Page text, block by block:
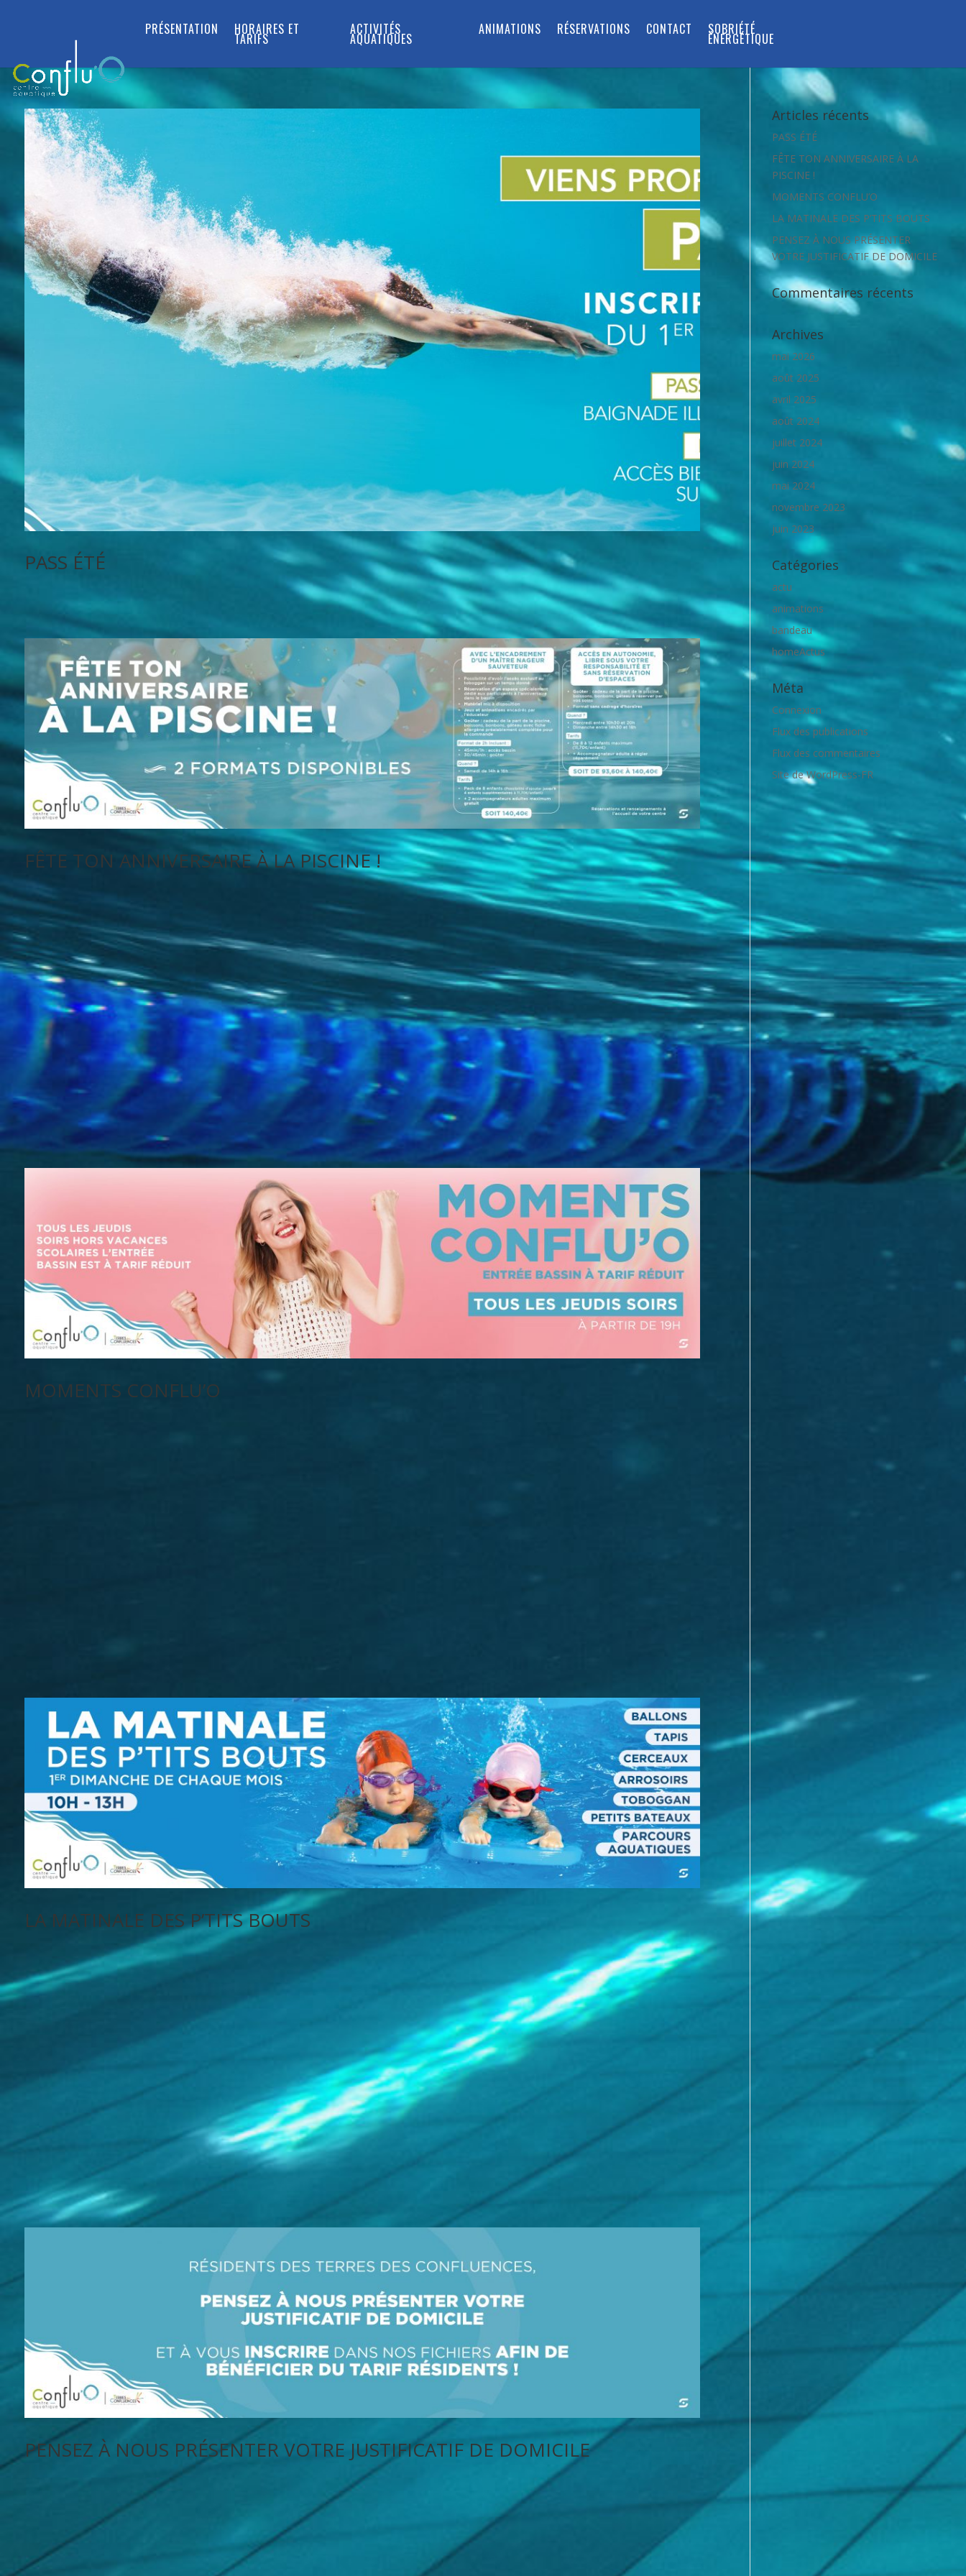
PRÉSENTATION HORAIRES ET
TARIFS
ACTIVITÉS
AQUATIQUES
ANIMATIONS RÉSERVATIONS CONTACT SOBRIÉTÉ
ÉNERGÉTIQUE
PASS ÉTÉ
FÊTE TON ANNIVERSAIRE À LA PISCINE !
MOMENTS CONFLU’O
LA MATINALE DES P’TITS BOUTS
PENSEZ À NOUS PRÉSENTER VOTRE JUSTIFICATIF DE DOMICILE
Articles récents
PASS ÉTÉ
FÊTE TON ANNIVERSAIRE À LA
PISCINE !
MOMENTS CONFLU’O
LA MATINALE DES P’TITS BOUTS
PENSEZ À NOUS PRÉSENTER
VOTRE JUSTIFICATIF DE DOMICILE
Commentaires récents
Archives
mai 2026
août 2025
avril 2025
août 2024
juillet 2024
juin 2024
mai 2024
novembre 2023
juin 2023
Catégories
actu
animations
bandeau
homeActus
Méta
Connexion
Flux des publications
Flux des commentaires
Site de WordPress-FR